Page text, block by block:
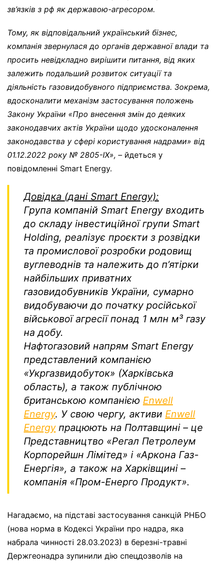
зв’язків з рф як державою-агресором.
Тому, як відповідальний український бізнес,
компанія звернулася до органів державної влади та
просить невідкладно вирішити питання, від яких
залежить подальший розвиток ситуації та
діяльність газовидобувного підприємства. Зокрема,
вдосконалити механізм застосування положень
Закону України «Про внесення змін до деяких
законодавчих актів України щодо удосконалення
законодавства у сфері користування надрами» від
01.12.2022 року № 2805-IX», – йдеться у
повідомленні Smart Energy.
Довідка (дані Smart Energy):
Група компаній Smart Energy входить
до складу інвестиційної групи Smart
Holding, реалізує проєкти з розвідки
та промислової розробки родовищ
вуглеводнів та належить до п’ятірки
найбільших приватних
газовидобувників України, сумарно
видобуваючи до початку російської
військової агресії понад 1 млн м³ газу
на добу.
Нафтогазовий напрям Smart Energy
представлений компанією
«Укргазвидобуток» (Харківська
область), а також публічною
британською компанією Enwell
Energy. У свою чергу, активи Enwell
Energyпрацюють на Полтавщині – це
Представництво «Регал Петролеум
Корпорейшн Лімітед» і «Аркона Газ-
Енергія», а також на Харківщині –
компанія «Пром-Енерго Продукт».
Нагадаємо, на підставі застосування санкцій РНБО
(нова норма в Кодексі України про надра, яка
набрала чинності 28.03.2023) в березні-травні
Держгеонадра зупинили дію спецдозволів на